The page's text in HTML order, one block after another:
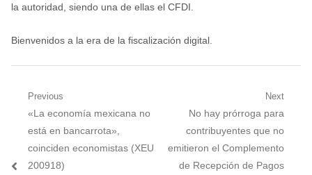
la autoridad, siendo una de ellas el CFDI.
Bienvenidos a la era de la fiscalización digital.
Navegación
entradas
Previous
Previous
post:
«La economía mexicana no
está en bancarrota»,
coinciden economistas (XEU
200918)
Next
Next
post:
No hay prórroga para
contribuyentes que no
emitieron el Complemento
de Recepción de Pagos